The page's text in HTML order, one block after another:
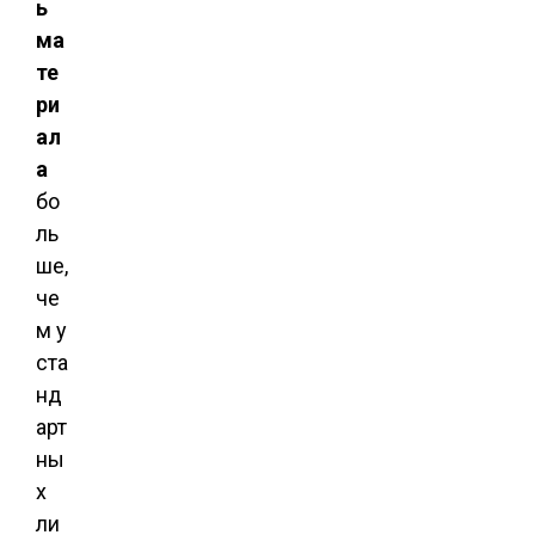
ь
ма
те
ри
ал
а
бо
ль
ше,
че
м у
ста
нд
арт
ны
х
ли